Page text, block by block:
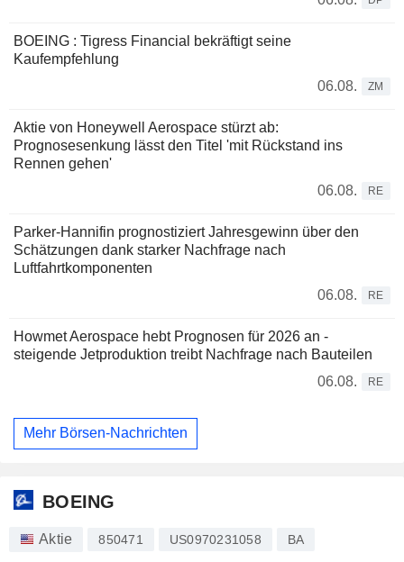
BOEING : Tigress Financial bekräftigt seine
Kaufempfehlung
06.08.
ZM
Aktie von Honeywell Aerospace stürzt ab:
Prognosesenkung lässt den Titel 'mit Rückstand ins
Rennen gehen'
06.08.
RE
Parker-Hannifin prognostiziert Jahresgewinn über den
Schätzungen dank starker Nachfrage nach
Luftfahrtkomponenten
06.08.
RE
Howmet Aerospace hebt Prognosen für 2026 an -
steigende Jetproduktion treibt Nachfrage nach Bauteilen
06.08.
RE
Mehr Börsen-Nachrichten
BOEING
Aktie 850471 US0970231058 BA